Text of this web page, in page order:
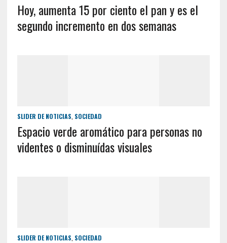
Hoy, aumenta 15 por ciento el pan y es el
segundo incremento en dos semanas
SLIDER DE NOTICIAS SOCIEDAD
Espacio verde aromático para personas no
videntes o disminuídas visuales
SLIDER DE NOTICIAS SOCIEDAD